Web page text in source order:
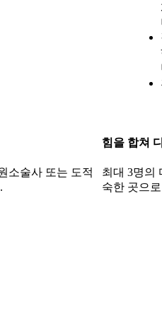
소술사 또는 도적
힘을 합쳐
최대 3명의
숙한 곳으